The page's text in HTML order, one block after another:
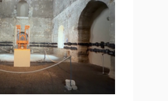
Công nghệ
Sành điệu
Tin Công nghệ
Trải nghiệm
Chuyển đổi số